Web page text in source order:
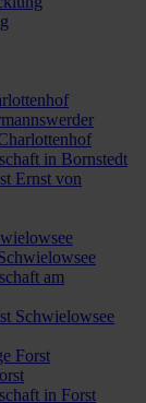
in Bornstedt
Ernst von
am
Schwielowsee
Forst
in Forst